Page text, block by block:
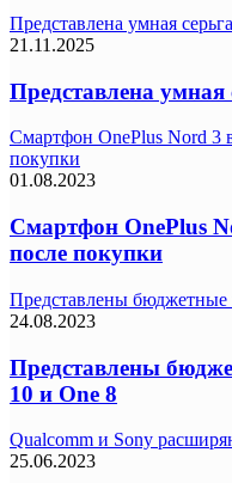
Представлена умная
21.11.2025
Представлена умная
Смартфон OnePlus Nord 3
покупки
01.08.2023
Смартфон OnePlus
после покупки
Представлены
24.08.2023
Представлены
10 и One 8
Qualcomm и Sony
25.06.2023